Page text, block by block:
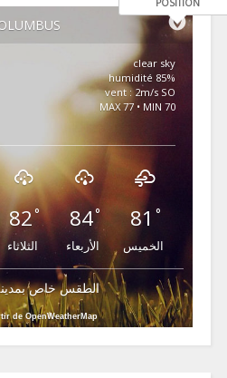
POSITION
clear sky
85% humidité
vent : 2m/s SO
MAX 77 • MIN 70
82°
الثلاثاء
84°
الأربعاء
81 °
الخميس
الطقس خاص
de OpenWeatherMap